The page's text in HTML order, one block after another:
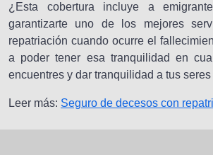
¿Esta cobertura incluye a
garantizarte uno de los mejores
repatriación cuando ocurre el
a poder tener esa tranquilidad en
encuentres y dar tranquilidad a tus
Leer más: Seguro de decesos con